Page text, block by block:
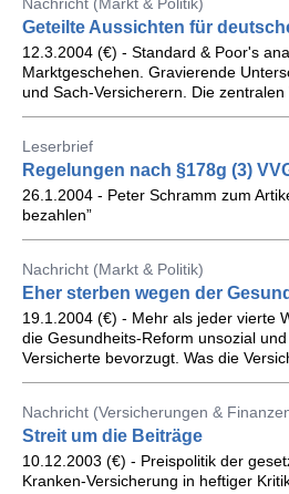
Geteilte Aussichten für
12.3.2004 (€) - Standard & Poor's
Marktgeschehen. Gravierende
und Sach-Versicherern. Die zentralen
Leserbrief
Regelungen nach §178g (3)
26.1.2004 - Peter Schramm zum
bezahlen”
Nachricht (Markt & Politik)
Eher sterben wegen der
19.1.2004 (€) - Mehr als jeder vierte
die Gesundheits-Reform unsozial
Versicherte bevorzugt. Was die
Nachricht (Versicherungen &
Streit um die Beiträge
10.12.2003 (€) - Preispolitik der
Kranken-Versicherung in heftiger